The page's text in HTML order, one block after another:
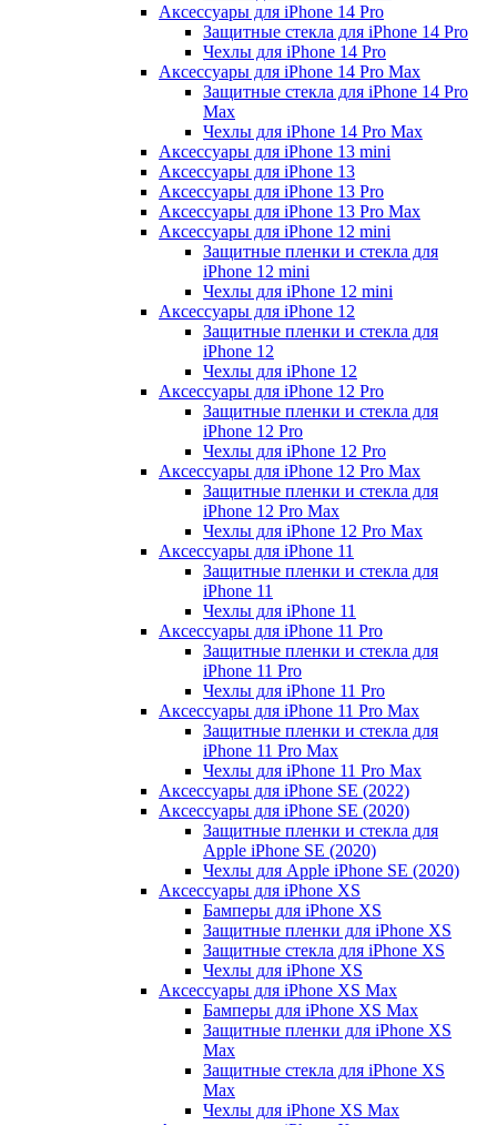
Аксессуары для iPhone 14 Pro
Защитные стекла для iPhone 14 Pro
Чехлы для iPhone 14 Pro
Аксессуары для iPhone 14 Pro Max
Защитные стекла для iPhone 14 Pro
Max
Чехлы для iPhone 14 Pro Max
Аксессуары для iPhone 13 mini
Аксессуары для iPhone 13
Аксессуары для iPhone 13 Pro
Аксессуары для iPhone 13 Pro Max
Аксессуары для iPhone 12 mini
Защитные пленки и стекла для
iPhone 12 mini
Чехлы для iPhone 12 mini
Аксессуары для iPhone 12
Защитные пленки и стекла для
iPhone 12
Чехлы для iPhone 12
Аксессуары для iPhone 12 Pro
Защитные пленки и стекла для
iPhone 12 Pro
Чехлы для iPhone 12 Pro
Аксессуары для iPhone 12 Pro Max
Защитные пленки и стекла для
iPhone 12 Pro Max
Чехлы для iPhone 12 Pro Max
Аксессуары для iPhone 11
Защитные пленки и стекла для
iPhone 11
Чехлы для iPhone 11
Аксессуары для iPhone 11 Pro
Защитные пленки и стекла для
iPhone 11 Pro
Чехлы для iPhone 11 Pro
Аксессуары для iPhone 11 Pro Max
Защитные пленки и стекла для
iPhone 11 Pro Max
Чехлы для iPhone 11 Pro Max
Аксессуары для iPhone SE (2022)
Аксессуары для iPhone SE (2020)
Защитные пленки и стекла для
Apple iPhone SE (2020)
Чехлы для Apple iPhone SE (2020)
Аксессуары для iPhone ХS
Бамперы для iPhone ХS
Защитные пленки для iPhone ХS
Защитные стекла для iPhone ХS
Чехлы для iPhone ХS
Аксессуары для iPhone ХS Max
Бамперы для iPhone XS Max
Защитные пленки для iPhone XS
Max
Защитные стекла для iPhone XS
Max
Чехлы для iPhone XS Max